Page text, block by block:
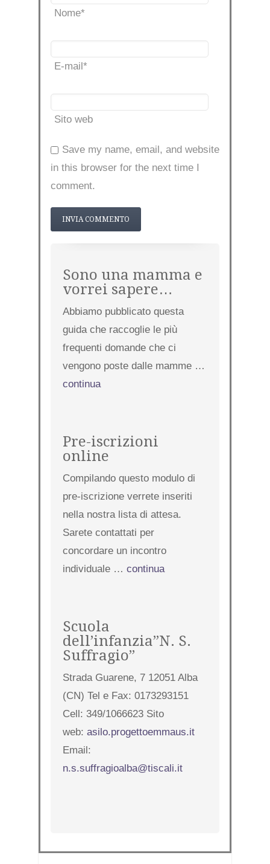
Nome*
E-mail*
Sito web
Save my name, email, and website
in this browser for the next time I
comment.
Sono una mamma e
vorrei sapere…
Abbiamo pubblicato questa
guida che raccoglie le più
frequenti domande che ci
vengono poste dalle mamme …
continua
Pre-iscrizioni
online
Compilando questo modulo di
pre-iscrizione verrete inseriti
nella nostra lista di attesa.
Sarete contattati per
concordare un incontro
individuale … continua
Scuola
dell’infanzia”N. S.
Suffragio”
Strada Guarene, 7 12051 Alba
(CN) Tel e Fax: 0173293151
Cell: 349/1066623 Sito
web: asilo.progettoemmaus.it
Email:
n.s.suffragioalba@tiscali.it